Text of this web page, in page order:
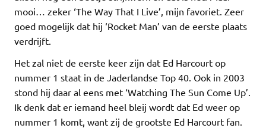
mooi… zeker ‘The Way That I Live’, mijn favoriet. Zeer
goed mogelijk dat hij ‘Rocket Man’ van de eerste plaats
verdrijft.
Het zal niet de eerste keer zijn dat Ed Harcourt op
nummer 1 staat in de Jaderlandse Top 40. Ook in 2003
stond hij daar al eens met ‘Watching The Sun Come Up’.
Ik denk dat er iemand heel bleij wordt dat Ed weer op
nummer 1 komt, want zij de grootste Ed Harcourt fan.